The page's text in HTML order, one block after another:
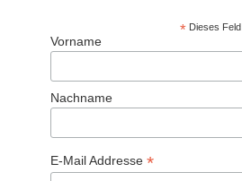
* Dieses
Vorname
Nachname
E-Mail Addresse *